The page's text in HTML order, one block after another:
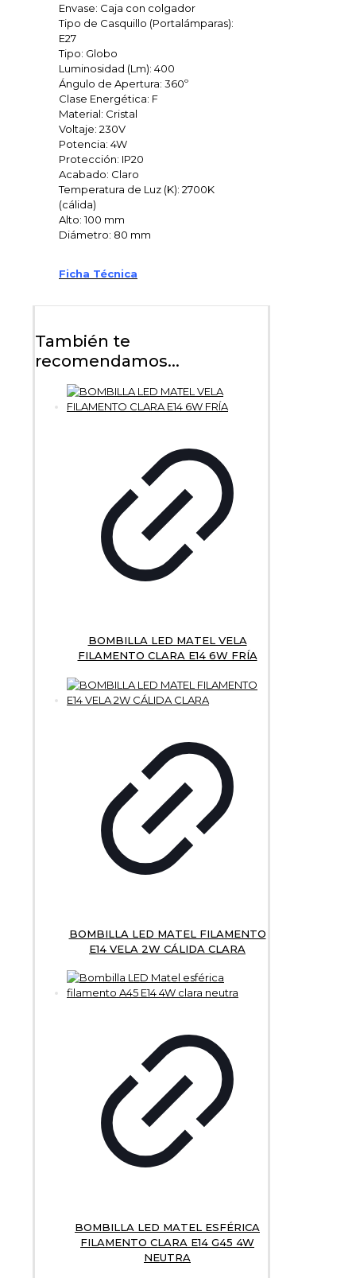
Envase: Caja con colgador
Tipo de Casquillo (Portalámparas):
E27
Tipo: Globo
Luminosidad (Lm): 400
Ángulo de Apertura: 360º
Clase Energética: F
Material: Cristal
Voltaje: 230V
Potencia: 4W
Protección: IP20
Acabado: Claro
Temperatura de Luz (K): 2700K
(cálida)
Alto: 100 mm
Diámetro: 80 mm
Ficha Técnica
También te
recomendamos...
BOMBILLA LED MATEL VELA
FILAMENTO CLARA E14 6W FRÍA
BOMBILLA LED MATEL FILAMENTO
E14 VELA 2W CÁLIDA CLARA
BOMBILLA LED MATEL ESFÉRICA
FILAMENTO CLARA E14 G45 4W
NEUTRA